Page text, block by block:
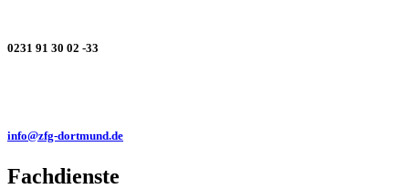
0231 91 30 02 -33
info@zfg-dortmund.de
Fachdienste